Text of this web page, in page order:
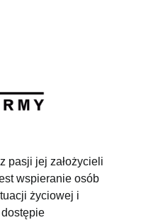
pasji jej założycieli
wspieranie osób
życiowej i